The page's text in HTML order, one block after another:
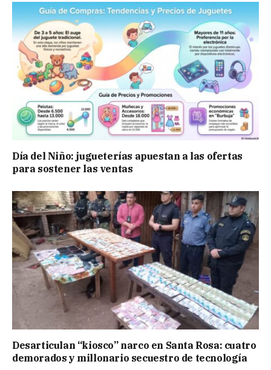
Día del Niño: jugueterías apuestan a las ofertas
para sostener las ventas
Desarticulan “kiosco” narco en Santa Rosa: cuatro
demorados y millonario secuestro de tecnología